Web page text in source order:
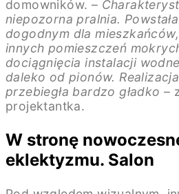
domowników. –
niepozorna pralnia.
dogodnym dla
innych pomieszczeń
dociągnięcia instalacji
daleko od pionów.
przebiegła bardzo gładko –
projektantka.
W stronę
eklektyzmu. Salon